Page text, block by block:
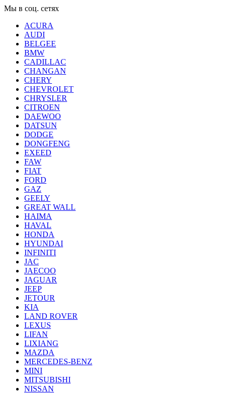
Мы в соц. сетях
ACURA
AUDI
BELGEE
BMW
CADILLAC
CHANGAN
CHERY
CHEVROLET
CHRYSLER
CITROEN
DAEWOO
DATSUN
DODGE
DONGFENG
EXEED
FAW
FIAT
FORD
GAZ
GEELY
GREAT WALL
HAIMA
HAVAL
HONDA
HYUNDAI
INFINITI
JAC
JAECOO
JAGUAR
JEEP
JETOUR
KIA
LAND ROVER
LEXUS
LIFAN
LIXIANG
MAZDA
MERCEDES-BENZ
MINI
MITSUBISHI
NISSAN